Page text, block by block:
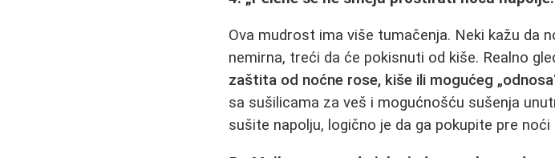
Ova mudrost ima više tumačenja. Neki kažu da
nemirna, treći da će pokisnuti od kiše. Realno
zaštita od noćne rose, kiše ili mogućeg
sa sušilicama za veš i mogućnošću sušenja
sušite napolju, logično je da ga pokupite pre noći